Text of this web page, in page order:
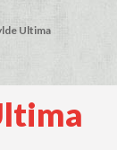
Ultima